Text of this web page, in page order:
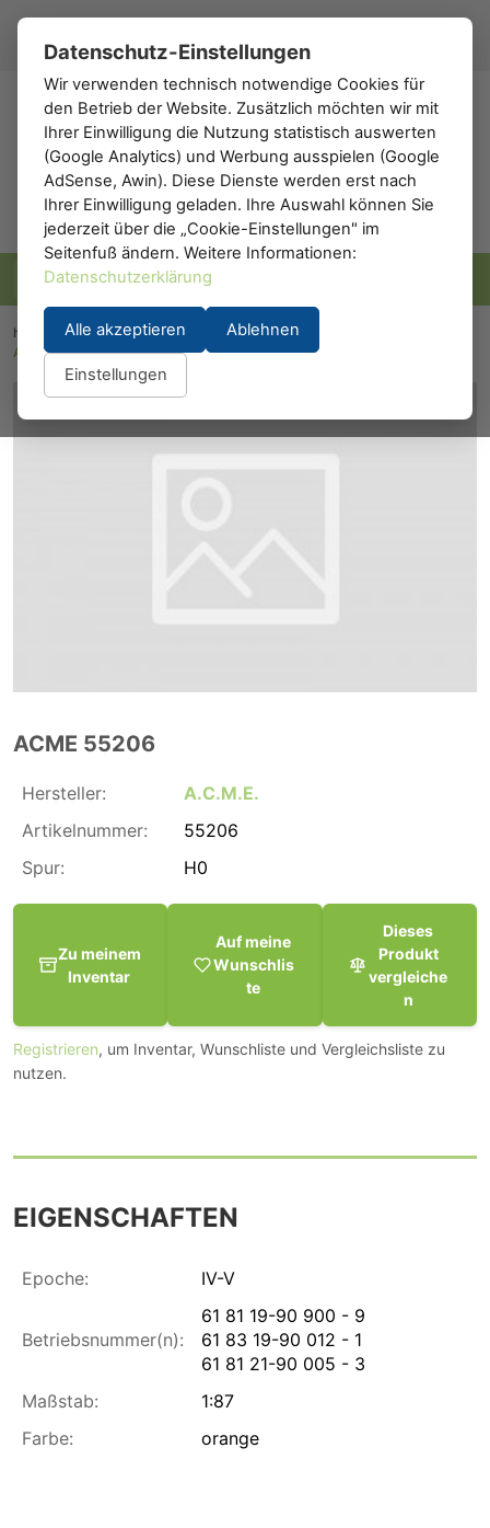
h0 .de
h0.eu Modelleisenbahn / Waggons / Personenwaggons
A.C.M.E. 55206: ACME 55206
ACME 55206
Hersteller:
A.C.M.E.
Artikelnummer:
55206
Spur:
H0
Zu meinem
Inventar
Auf meine
Wunschlis
te
Dieses
Produkt
vergleiche
n
Registrieren, um Inventar, Wunschliste und Vergleichsliste zu
nutzen.
EIGENSCHAFTEN
Epoche: IV-V
Betriebsnummer(n):
61 81 19-90 900 - 9
61 83 19-90 012 - 1
61 81 21-90 005 - 3
Maßstab:
1:87
Farbe:
orange
Datenschutz-Einstellungen
Wir verwenden technisch notwendige Cookies für
den Betrieb der Website. Zusätzlich möchten wir mit
Ihrer Einwilligung die Nutzung statistisch auswerten
(Google Analytics) und Werbung ausspielen (Google
AdSense, Awin). Diese Dienste werden erst nach
Ihrer Einwilligung geladen. Ihre Auswahl können Sie
jederzeit über die „Cookie-Einstellungen" im
Seitenfuß ändern. Weitere Informationen:
Datenschutzerklärung
Alle akzeptieren Ablehnen
Einstellungen